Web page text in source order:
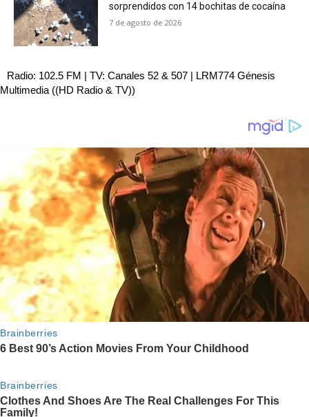
sorprendidos con 14 bochitas de cocaína
7 de agosto de 2026
Radio: 102.5 FM | TV: Canales 52 & 507 | LRM774 Génesis
Multimedia ((HD Radio & TV))